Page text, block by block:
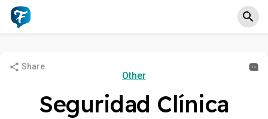
Share
Other
Seguridad Clínica